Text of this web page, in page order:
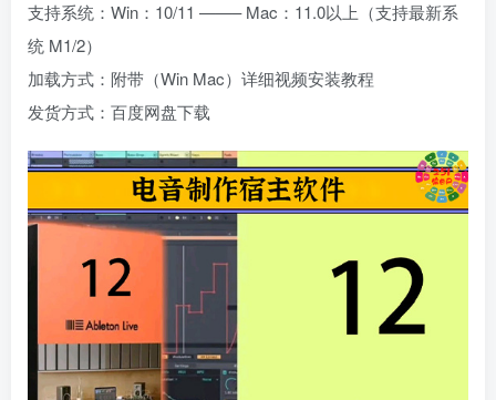
支持系统：Win：10/11 ——– Mac：11.0以上（支持最新系
统 M1/2）
加载方式：附带（Win Mac）详细视频安装教程
发货方式：百度网盘下载